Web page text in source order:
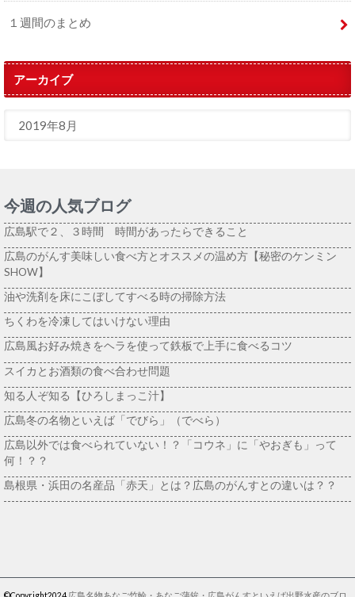
１週間のまとめ
アーカイブ
今週の人気ブログ
広島駅で２、３時間 時間があったらできること
広島のがんす美味しい食べ方とオススメの温め方【秘密のケンミン
SHOW】
油や洗剤を床にこぼしてすべる時の掃除方法
ちくわを冷凍してはいけない理由
広島風お好み焼きをヘラを使って鉄板で上手に食べるコツ
スイカとお酒類の食べ合わせ問題
知る人ぞ知る【ひろしまっこ汁】
広島冬の名物といえば「でびら」（でべら）
広島以外では食べられていない！？「コウネ」に「やおぎも」って
何！？？
島根県・浜田の名産品「赤天」とは？広島のがんすとの違いは？？